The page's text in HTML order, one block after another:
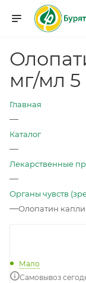
мг/мл
Главная
—
Каталог
—
Лекарственные
—
Органы чувств
—Олопатин капли
Мало
Самовывоз